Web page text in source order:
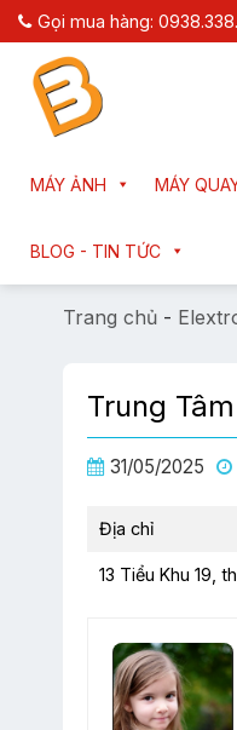
Chuyển
đến
dung
Gọi mua hàng:
MÁY ẢNH MÁY
BLOG - TIN TỨC
Trang chủ -
Trung
31/05/2025
Địa chỉ
13 Tiểu Khu 19,